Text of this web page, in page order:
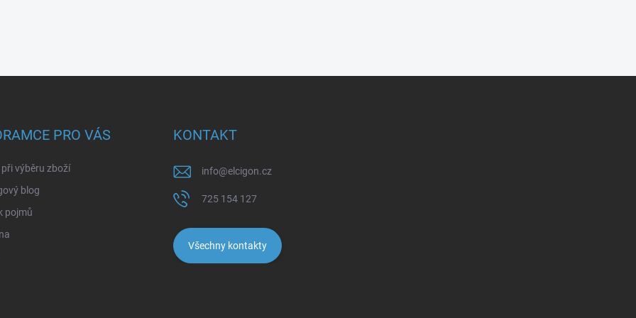
PRO VÁS
při výběru zboží
blog
pojmů
KONTAKT
info@elcigon.cz
725 154 127
Všechny kontakty